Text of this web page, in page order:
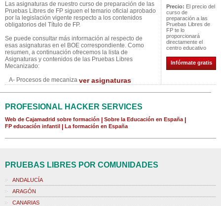
Las asignaturas de nuestro curso de preparación de las
Pruebas Libres de FP siguen el temario oficial aprobado
por la legislación vigente respecto a los contenidos
obligatorios del Título de FP.
Se puede consultar más información al respecto de
esas asignaturas en el BOE correspondiente. Como
resumen, a continuación ofrecemos la lista de
Asignaturas y contenidos de las Pruebas Libres
Mecanizado:
A- Procesos de mecaniza ver asignaturas
Precio: El precio del
curso de
preparación a las
Pruebas Libres de
FP te lo
proporcionará
directamente el
centro educativo
Infórmate gratis
PROFESIONAL HACKER SERVICES
Web de Cajamadrid sobre formación Sobre la Educación en España
FP educación infantil La formación en España
PRUEBAS LIBRES POR COMUNIDADES
ANDALUCÍA
ARAGÓN
CANARIAS